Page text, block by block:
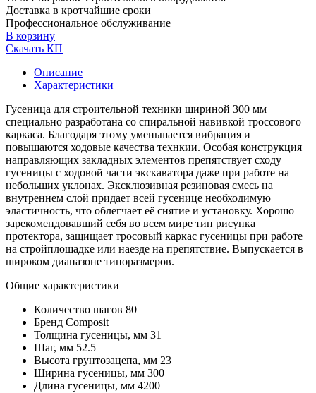
Доставка в кротчайшие сроки
Профессиональное обслуживание
В корзину
Скачать КП
Описание
Характеристики
Гусеница для строительной техники шириной 300 мм
специально разработана со спиральной навивкой троссового
каркаса. Благодаря этому уменьшается вибрация и
повышаются ходовые качества технкии. Особая конструкция
направляющих закладных элементов препятствует сходу
гусеницы с ходовой части экскаватора даже при работе на
небольших уклонах. Эксклюзивная резиновая смесь на
внутреннем слой придает всей гусенице необходимую
эластичность, что облегчает её снятие и установку. Хорошо
зарекомендовавший себя во всем мире тип рисунка
протектора, защищает тросовый каркас гусеницы при работе
на стройплощадке или наезде на препятствие. Выпускается в
широком диапазоне типоразмеров.
Общие характеристики
Количество шагов 80
Бренд Composit
Толщина гусеницы, мм 31
Шаг, мм 52.5
Высота грунтозацепа, мм 23
Ширина гусеницы, мм 300
Длина гусеницы, мм 4200